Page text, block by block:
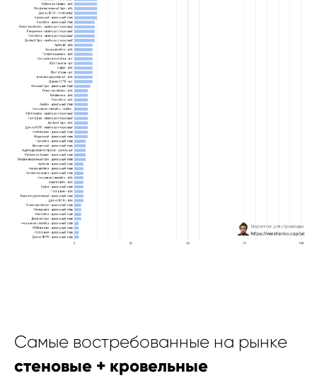
Самые востребованные на рынке
стеновые + кровельные